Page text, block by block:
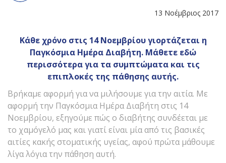
13 Νοέμβριος 2017
Κάθε χρόνο στις 14 Νοεμβρίου γιορτάζεται η
Παγκόσμια Ημέρα Διαβήτη. Μάθετε εδώ
περισσότερα για τα συμπτώματα και τις
επιπλοκές της πάθησης αυτής.
Βρήκαμε αφορμή για να μιλήσουμε για την αιτία. Με
αφορμή την Παγκόσμια Ημέρα Διαβήτη στις 14
Νοεμβρίου, εξηγούμε πώς ο διαβήτης συνδέεται με
το χαμόγελό μας και γιατί είναι μία από τις βασικές
αιτίες κακής στοματικής υγείας, αφού πρώτα μάθουμε
λίγα λόγια την πάθηση αυτή.